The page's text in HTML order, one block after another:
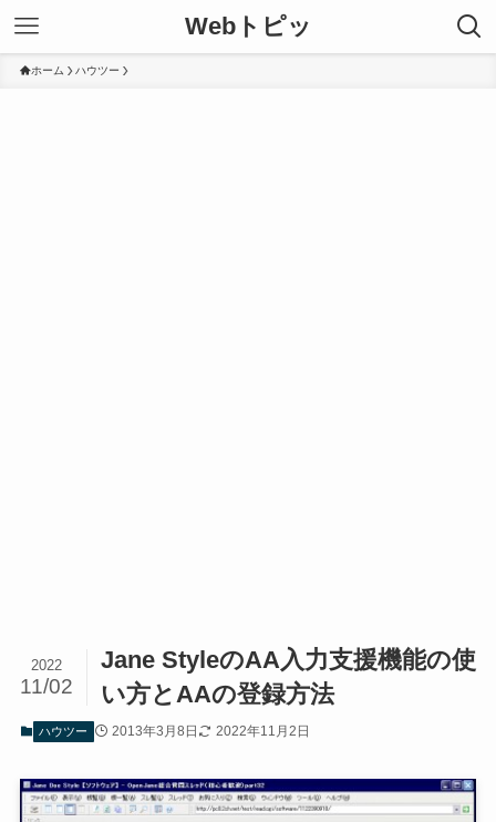
Webトピッ
ホーム ハウツー
Jane StyleのAA入力支援機能の使
い方とAAの登録方法
2022
11/02
ハウツー 2013年3月8日 2022年11月2日